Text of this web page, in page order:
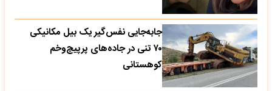
جابه‌جایی نفس‌گیر یک بیل مکانیکی
۷۰ تنی در جاده‌های پرپیچ‌وخم
کوهستانی